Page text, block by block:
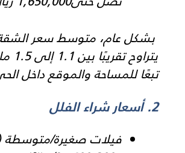
بشكل عام، متوسط سعر
تبعًا للمساحة والموقع داخل
2. أسعار شراء الفلل
فيلات صغيرة/متوسطة